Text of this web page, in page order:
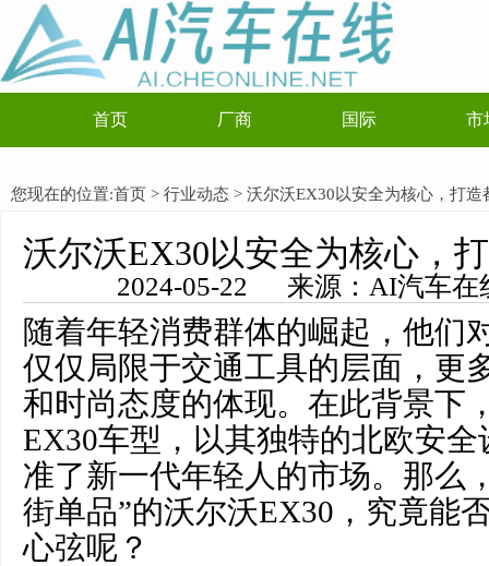
首页 厂商 国际 市
您现在的位置:首页 > 行业动态 > 沃尔沃EX30以安全为核心，打造
沃尔沃EX30以安全为核心，
2024-05-22 来源：AI汽车
随着年轻消费群体的崛起，他们
仅仅局限于交通工具的层面，更
和时尚态度的体现。在此背景下
EX30车型，以其独特的北欧安
准了新一代年轻人的市场。那么
街单品”的沃尔沃EX30，究竟能
心弦呢？